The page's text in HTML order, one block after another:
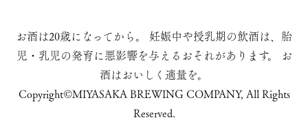
お酒は20歳になってから。
妊娠中や授乳期の飲酒は、胎
児・乳児の発育に悪影響を与えるおそれがあります。
お
酒はおいしく適量を。
Copyright©MIYASAKA BREWING COMPANY, All Rights
Reserved.